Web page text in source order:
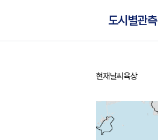
도시별관측
홈
현재날씨 육상